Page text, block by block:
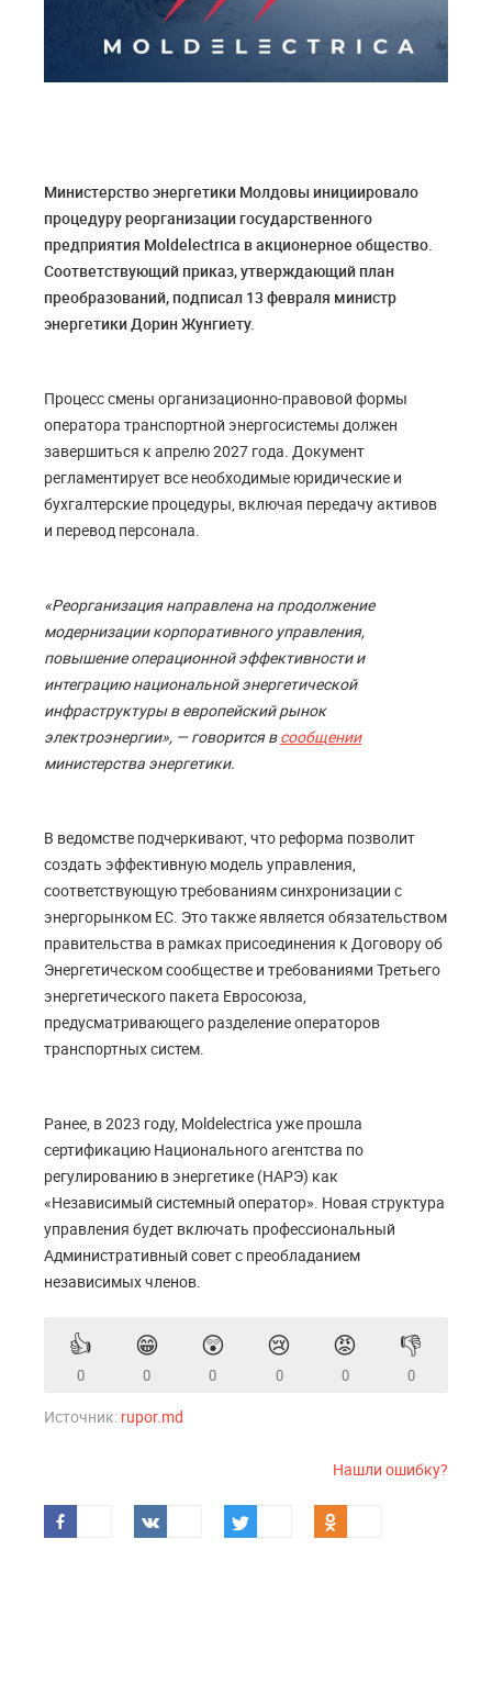
Министерство энергетики Молдовы инициировало
процедуру реорганизации государственного
предприятия Moldelectrica в акционерное общество.
Соответствующий приказ, утверждающий план
преобразований, подписал 13 февраля министр
энергетики Дорин Жунгиету.
Процесс смены организационно-правовой формы
оператора транспортной энергосистемы должен
завершиться к апрелю 2027 года. Документ
регламентирует все необходимые юридические и
бухгалтерские процедуры, включая передачу активов
и перевод персонала.
«Реорганизация направлена на продолжение
модернизации корпоративного управления,
повышение операционной эффективности и
интеграцию национальной энергетической
инфраструктуры в европейский рынок
электроэнергии», — говорится всообщении
министерства энергетики.
В ведомстве подчеркивают, что реформа позволит
создать эффективную модель управления,
соответствующую требованиям синхронизации с
энергорынком ЕС. Это также является обязательством
правительства в рамках присоединения к Договору об
Энергетическом сообществе и требованиями Третьего
энергетического пакета Евросоюза,
предусматривающего разделение операторов
транспортных систем.
Ранее, в 2023 году, Moldelectrica уже прошла
сертификацию Национального агентства по
регулированию в энергетике (НАРЭ) как
«Независимый системный оператор». Новая структура
управления будет включать профессиональный
Административный совет с преобладанием
независимых членов.
👍
0
😁
0
😲
0
😢
0
😡
0
👎
0
Источник: rupor.md
Нашли ошибку?